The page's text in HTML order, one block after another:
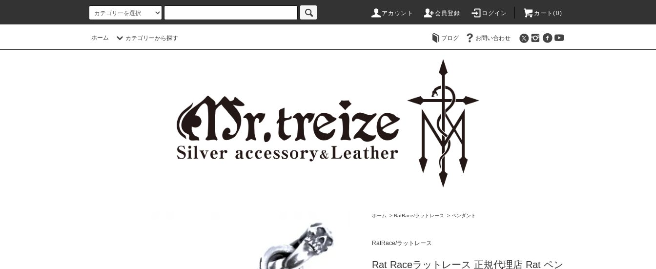
アカウント 会員登録 ログイン カート(0)
ホーム カテゴリーから探す ブログ お問い合わせ
ホーム > RatRace/ラットレース > ペンダント
RatRace/ラットレース
Rat Raceラットレース 正規代理店 Rat ペン